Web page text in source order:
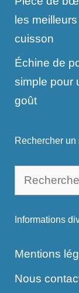
les
cuisson
Échine de
simple pour
goût
Rechercher un
Rechercher :
Informations
Mentions
Nous